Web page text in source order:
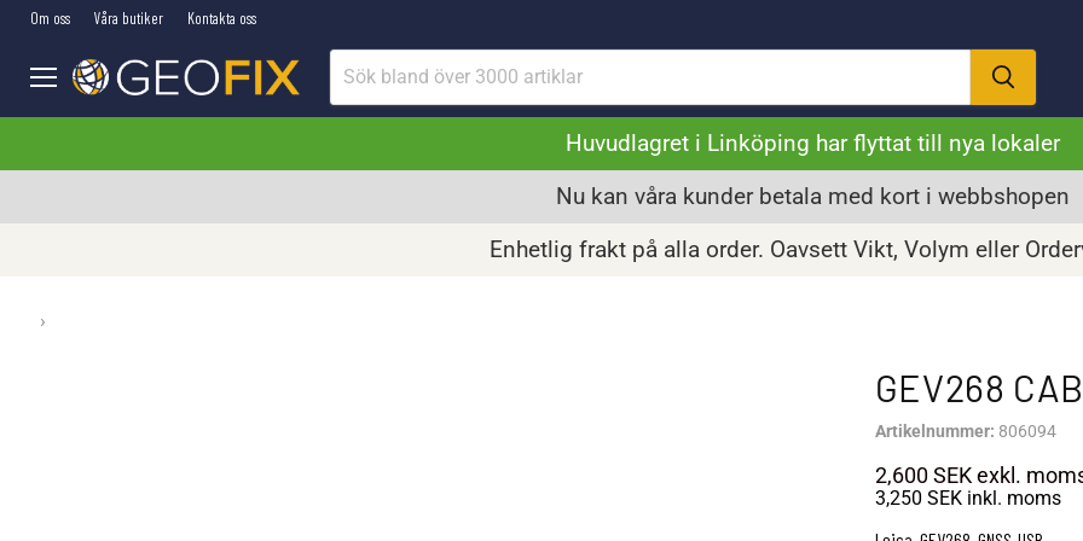
Om oss Våra butiker Kontakta oss
Meny
Huvudlagret i Linköping har flyttat till nya lokaler
Nu kan våra kunder betala med kort i webbshopen
Enhetlig frakt på alla order. Oavsett Vikt, Volym eller
›
GEV268
Artikelnummer: 806094
2,600 SEKexkl.
3,250 SEKinkl. moms